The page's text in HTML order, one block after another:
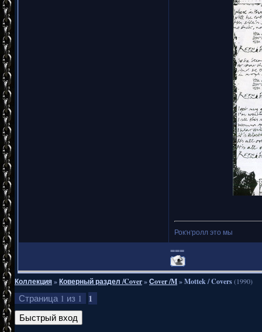
Рок'н'ролл это мы
===
Коллекция»Коверный раздел /Cover»Сover /M»Mottek / Covers(1990)
Страница 1 из 1 1